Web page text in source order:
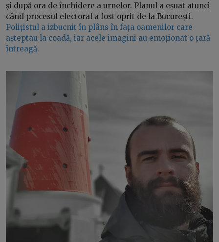
și după ora de închidere a urnelor. Planul a eșuat atunci
când procesul electoral a fost oprit de la București.
Polițistul a izbucnit în plâns în fața oamenilor care
așteptau la coadă, iar acele imagini au emoționat o țară
întreagă.